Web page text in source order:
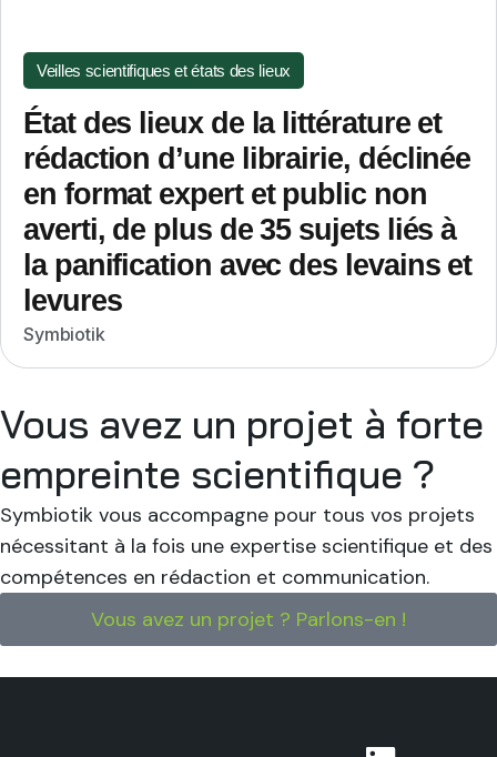
Veilles scientifiques et états des lieux
État des lieux de la littérature et
rédaction d’une librairie, déclinée
en format expert et public non
averti, de plus de 35 sujets liés à
la panification avec des levains et
levures
Symbiotik
Vous avez un projet à forte
empreinte scientifique ?
Symbiotik vous accompagne pour tous vos projets
nécessitant à la fois une expertise scientifique et des
compétences en rédaction et communication.
Vous avez un projet ? Parlons-en !